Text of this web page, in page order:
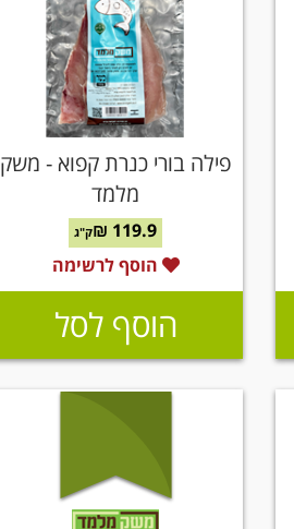
פילה בורי כנרת קפוא - משק
מלמד
119.9 ₪ ק"ג
הוסף לרשימה
הוסף לסל